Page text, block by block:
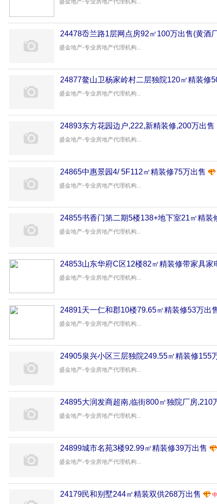
盛金地产-专业房地产代理机构...
24478岙兰路1层网点房92㎡100万出售(黄酒
盛金地产-专业房地产代理机构...
24877鳌山卫杨家岭村二层独院120㎡精装修
盛金地产-专业房地产代理机构...
24893东方花园边户,222,新精装修,200万出售
盛金地产-专业房地产代理机构...
24865中惠景园4/ 5F112㎡精装修75万出售
盛金地产-专业房地产代理机构...
24855书香门第二期5楼138+地下室21㎡精装
盛金地产-专业房地产代理机构...
24853山东华府C区12楼82㎡精装修带家具家
盛金地产-专业房地产代理机构...
24891天一仁和郡10楼79.65㎡精装修53万出
盛金地产-专业房地产代理机构...
24905泉兴小区三层独院249.55㎡精装修155
盛金地产-专业房地产代理机构...
24895大润发商超南,临街800㎡独院厂房,210
盛金地产-专业房地产代理机构...
24899城市名苑3楼92.99㎡精装修39万出售
盛金地产-专业房地产代理机构...
24179民和别墅244㎡精装双供268万出售